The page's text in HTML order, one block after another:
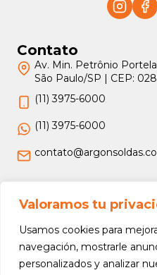
Valoramos tu
Usamos cookies para
navegación, mostrarle
personalizados y analizar
Contato
Av. Min. Petrônio
São Paulo/SP | CEP:
(11) 3975-6000
(11) 3975-6000
Jurídico
Termos e Condições
Política de Privacidade
Política de Devolução e